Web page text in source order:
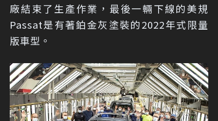
廠結束了生產作業，最後一輛下線的美規
Passat是有著鉑金灰塗裝的2022年式限量
版車型。